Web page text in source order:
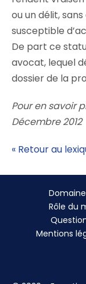
ou un délit,
susceptible
De part ce
avocat, lequel
dossier de la
Pour en savoir
Décembre 2012
« Retour au
Rôle du
Mentions